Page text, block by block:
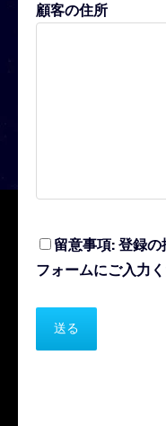
顧客の住所
留意事項: 登録
フォームにご入力く